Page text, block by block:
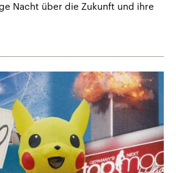
Nacht über die Zukunft und ihre